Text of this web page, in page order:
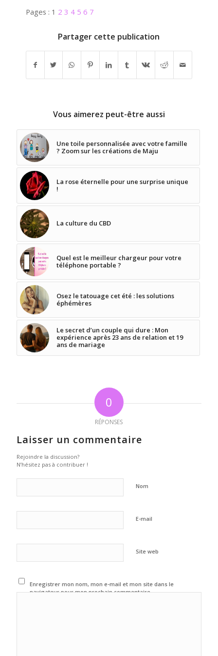
Pages : 1 2 3 4 5 6 7
Partager cette publication
Vous aimerez peut-être aussi
Une toile personnalisée avec votre famille
? Zoom sur les créations de Maju
La rose éternelle pour une surprise unique
!
La culture du CBD
Quel est le meilleur chargeur pour votre
téléphone portable ?
Osez le tatouage cet été : les solutions
éphémères
Le secret d’un couple qui dure : Mon
expérience après 23 ans de relation et 19
ans de mariage
0
RÉPONSES
Laisser un commentaire
Rejoindre la discussion?
N’hésitez pas à contribuer !
Nom
E-mail
Site web
Enregistrer mon nom, mon e-mail et mon site dans le
navigateur pour mon prochain commentaire.